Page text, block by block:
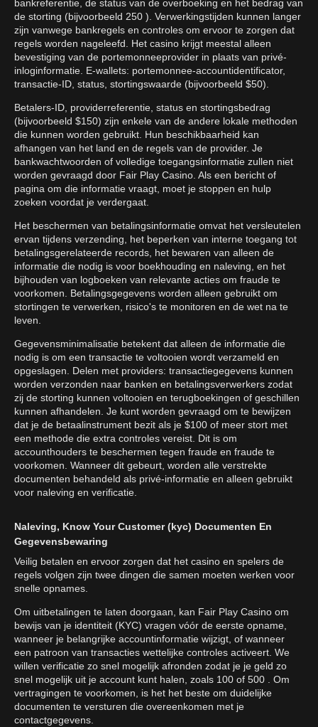
bankreferentie, de status van de overboeking en het bedrag van
de storting (bijvoorbeeld 250 ). Verwerkingstijden kunnen langer
zijn vanwege bankregels en controles om ervoor te zorgen dat
regels worden nageleefd. Het casino krijgt meestal alleen
bevestiging van de portemonneeprovider in plaats van privé-
inloginformatie. E-wallets: portemonnee-accountidentificator,
transactie-ID, status, stortingswaarde (bijvoorbeeld $50).
Betalers-ID, providerreferentie, status en stortingsbedrag
(bijvoorbeeld $150) zijn enkele van de andere lokale methoden
die kunnen worden gebruikt. Hun beschikbaarheid kan
afhangen van het land en de regels van de provider. Je
bankwachtwoorden of volledige toegangsinformatie zullen niet
worden gevraagd door Fair Play Casino. Als een bericht of
pagina om die informatie vraagt, moet je stoppen en hulp
zoeken voordat je verdergaat.
Het beschermen van betalingsinformatie omvat het versleutelen
ervan tijdens verzending, het beperken van interne toegang tot
betalingsgerelateerde records, het bewaren van alleen de
informatie die nodig is voor boekhouding en naleving, en het
bijhouden van logboeken van relevante acties om fraude te
voorkomen. Betalingsgegevens worden alleen gebruikt om
stortingen te verwerken, risico's te monitoren en de wet na te
leven.
Gegevensminimalisatie betekent dat alleen de informatie die
nodig is om een transactie te voltooien wordt verzameld en
opgeslagen. Delen met providers: transactiegegevens kunnen
worden verzonden naar banken en betalingsverwerkers zodat
zij de storting kunnen voltooien en terugboekingen of geschillen
kunnen afhandelen. Je kunt worden gevraagd om te bewijzen
dat je de betaalinstrument bezit als je $100 of meer stort met
een methode die extra controles vereist. Dit is om
accounthouders te beschermen tegen fraude en fraude te
voorkomen. Wanneer dit gebeurt, worden alle verstrekte
documenten behandeld als privé-informatie en alleen gebruikt
voor naleving en verificatie.
Naleving, Know Your Customer (kyc) Documenten En
Gegevensbewaring
Veilig betalen en ervoor zorgen dat het casino en spelers de
regels volgen zijn twee dingen die samen moeten werken voor
snelle opnames.
Om uitbetalingen te laten doorgaan, kan Fair Play Casino om
bewijs van je identiteit (KYC) vragen vóór de eerste opname,
wanneer je belangrijke accountinformatie wijzigt, of wanneer
een patroon van transacties wettelijke controles activeert. We
willen verificatie zo snel mogelijk afronden zodat je je geld zo
snel mogelijk uit je account kunt halen, zoals 100 of 500 . Om
vertragingen te voorkomen, is het het beste om duidelijke
documenten te versturen die overeenkomen met je
contactgegevens.